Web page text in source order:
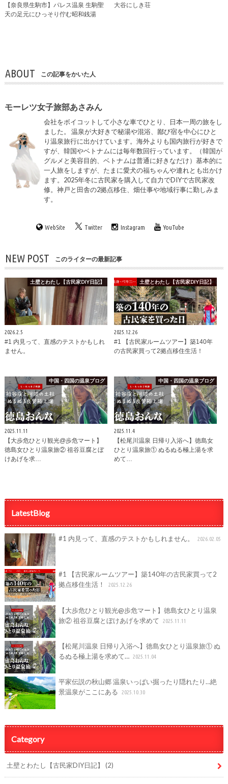
【奈良県生駒市】パレス温泉 生駒聖
天の足元にひっそり佇む昭和銭湯
大谷にしき荘
ABOUT この記事をかいた人
モーレツ女子旅部あさみん
会社をボイコットして小さな車でひとり、日本一周の旅をし
ました。 温泉が大好きで秘湯や混浴、鄙び宿を中心にひと
り温泉旅行に出かけています。海外よりも国内旅行が好きで
すが、韓国やベトナムには毎年数回行っています。（韓国が
グルメと美容目的、ベトナムは普通に好きなだけ）基本的に
一人旅をしますが、たまに愛犬の福ちゃんや連れとも出かけ
ます。2025年冬に古民家を購入して自力でDIYで古民家改
修。神戸と田舎の2拠点移住、畑仕事や地域行事に勤しみま
す。
WebSite Twitter Instagram YouTube
NEW POST このライターの最新記事
土壁とわたし【古民家DIY日記】
2026.2.5
#1 内見って、直感のテストかもしれ
ません。
土壁とわたし【古民家DIY日記】
2025.12.26
#1 【古民家ルームツアー】築140年
の古民家買って2拠点移住生活！
中国・四国の温泉ブログ
2025.11.11
【大歩危ひとり観光@歩危マート】
徳島女ひとり温泉旅② 祖谷豆腐とぼ
けあげを求…
中国・四国の温泉ブログ
2025.11.4
【松尾川温泉 日帰り入浴へ】徳島女
ひとり温泉旅① ぬるぬる極上湯を求
めて…
LatestBlog
#1 内見って、直感のテストかもしれません。 2026.02.05
#1 【古民家ルームツアー】築140年の古民家買って2
拠点移住生活！
2025.12.26
【大歩危ひとり観光@歩危マート】徳島女ひとり温泉
旅② 祖谷豆腐とぼけあげを求めて
2025.11.11
【松尾川温泉 日帰り入浴へ】徳島女ひとり温泉旅① ぬ
るぬる極上湯を求めて… 2025.11.04
平家伝説の秋山郷 温泉いっぱい掘ったり隠れたり…絶
景温泉がここにある
2025.10.30
Category
土壁とわたし【古民家DIY日記】 (2)